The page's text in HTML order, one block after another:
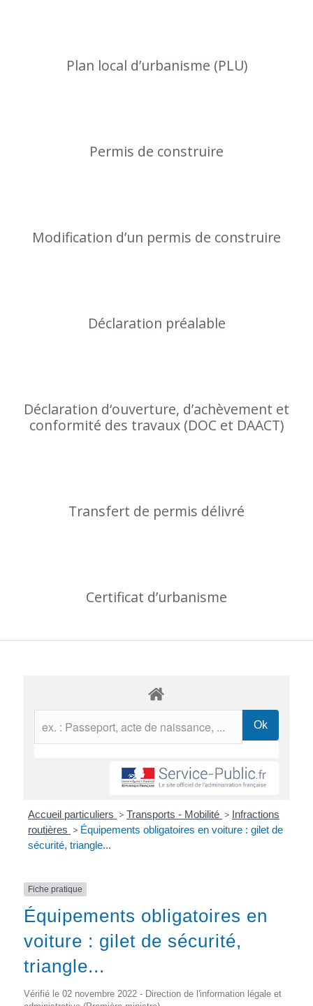
Plan local d’urbanisme (PLU)
Permis de construire
Modification d’un permis de construire
Déclaration préalable
Déclaration d‘ouverture, d’achèvement et
conformité des travaux (DOC et DAACT)
Transfert de permis délivré
Certificat d’urbanisme
Accueil particuliers > Transports - Mobilité > Infractions
routières > Équipements obligatoires en voiture : gilet de
sécurité, triangle...
Fiche pratique
Équipements obligatoires en
voiture : gilet de sécurité,
triangle...
Vérifié le 02 novembre 2022 - Direction de l'information légale et